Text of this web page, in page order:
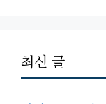
최신 글